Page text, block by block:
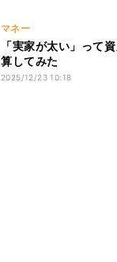
マネー
「実家が太い」って
算してみた
2025/12/23 10:18